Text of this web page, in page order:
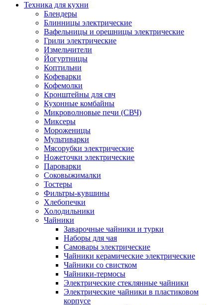
Техника для кухни
Блендеры
Блинницы электрические
Вафельницы и орешницы электрические
Грили электрические
Измельчители
Йогуртницы
Коптильни
Кофеварки
Кофемолки
Кронштейны для свч
Кухонные комбайны
Микроволновые печи (СВЧ)
Миксеры
Мороженицы
Мультиварки
Мясорубки электрические
Ножеточки электрические
Пароварки
Соковыжималки
Тостеры
Фильтры-кувшины
Хлебопечки
Холодильники
Чайники
Заварочные чайники и турки
Наборы для чая
Самовары электрические
Чайники керамические электрические
Чайники со свистком
Чайники-термосы
Электрические стеклянные чайники
Электрические чайники в пластиковом
корпусе